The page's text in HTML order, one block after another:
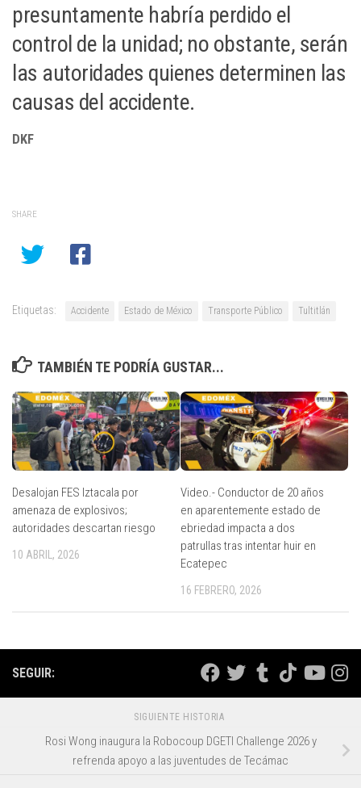
presuntamente habría perdido el
control de la unidad; no obstante, serán
las autoridades quienes determinen las
causas del accidente.
DKF
SHARE
Etiquetas: Accidente Estado de México Transporte Público Tultitlán
TAMBIÉN TE PODRÍA GUSTAR...
Desalojan FES Iztacala por
amenaza de explosivos;
autoridades descartan riesgo
10 ABRIL, 2026
Video.- Conductor de 20 años
en aparentemente estado de
ebriedad impacta a dos
patrullas tras intentar huir en
Ecatepec
16 FEBRERO, 2026
SEGUIR:
SIGUIENTE HISTORIA
Rosi Wong inaugura la Robocoup DGETI Challenge 2026 y
refrenda apoyo a las juventudes de Tecámac